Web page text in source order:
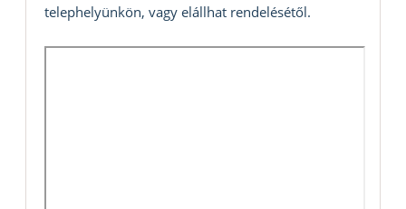
telephelyünkön, vagy elállhat rendelésétől.